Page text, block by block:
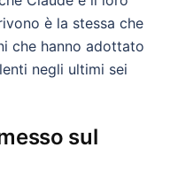
è la stessa che
che hanno adottato
negli ultimi sei
sul